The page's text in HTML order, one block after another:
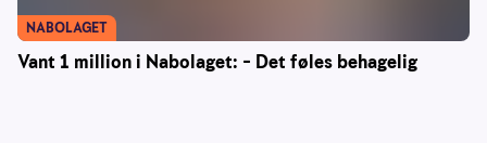
Vant 1 million i Nabolaget: – Det føles behagelig
NABOLAGET